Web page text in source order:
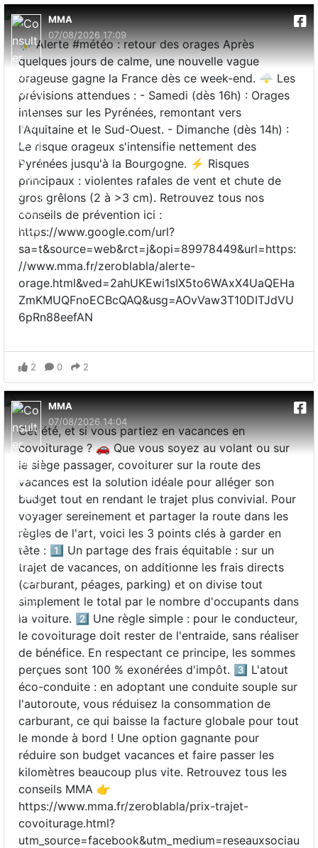
MMA
07/08/2026 17:09
⛈️ Alerte #météo : retour des orages Après
quelques jours de calme, une nouvelle vague
orageuse gagne la France dès ce week-end. 🌩️ Les
prévisions attendues : - Samedi (dès 16h) : Orages
intenses sur les Pyrénées, remontant vers
l'Aquitaine et le Sud-Ouest. - Dimanche (dès 14h) :
Le risque orageux s'intensifie nettement des
Pyrénées jusqu'à la Bourgogne. ⚡ Risques
principaux : violentes rafales de vent et chute de
gros grêlons (2 à >3 cm). Retrouvez tous nos
conseils de prévention ici :
https://www.google.com/url?
sa=t&source=web&rct=j&opi=89978449&url=https:
//www.mma.fr/zeroblabla/alerte-
orage.html&ved=2ahUKEwi1sIX5to6WAxX4UaQEHa
ZmKMUQFnoECBcQAQ&usg=AOvVaw3T10DITJdVU
6pRn88eefAN
2 0 2
MMA
07/08/2026 14:04
Cet été, et si vous partiez en vacances en
covoiturage ? 🚗 Que vous soyez au volant ou sur
le siège passager, covoiturer sur la route des
vacances est la solution idéale pour alléger son
budget tout en rendant le trajet plus convivial. Pour
voyager sereinement et partager la route dans les
règles de l'art, voici les 3 points clés à garder en
tête : 1️⃣ Un partage des frais équitable : sur un
trajet de vacances, on additionne les frais directs
(carburant, péages, parking) et on divise tout
simplement le total par le nombre d'occupants dans
la voiture. 2️⃣ Une règle simple : pour le conducteur,
le covoiturage doit rester de l'entraide, sans réaliser
de bénéfice. En respectant ce principe, les sommes
perçues sont 100 % exonérées d'impôt. 3️⃣ L'atout
éco-conduite : en adoptant une conduite souple sur
l'autoroute, vous réduisez la consommation de
carburant, ce qui baisse la facture globale pour tout
le monde à bord ! Une option gagnante pour
réduire son budget vacances et faire passer les
kilomètres beaucoup plus vite. Retrouvez tous les
conseils MMA 👉
https://www.mma.fr/zeroblabla/prix-trajet-
covoiturage.html?
utm_source=facebook&utm_medium=reseauxsociau